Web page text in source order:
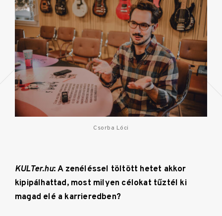
Csorba Lóci
KULTer.hu: A zenéléssel töltött hetet akkor
kipipálhattad, most milyen célokat tűztél ki
magad elé a karrieredben?